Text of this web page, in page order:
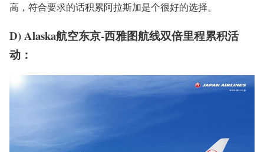
高，符合要求的话积累阿拉斯加是个很好的选择。
D) Alaska航空东京-西雅图航线双倍里程累积活
动：